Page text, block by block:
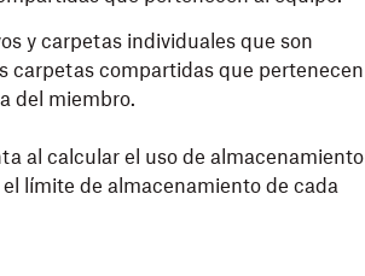
y carpetas individuales que son
carpetas compartidas que pertenecen
del miembro.
al calcular el uso de almacenamiento
límite de almacenamiento de cada